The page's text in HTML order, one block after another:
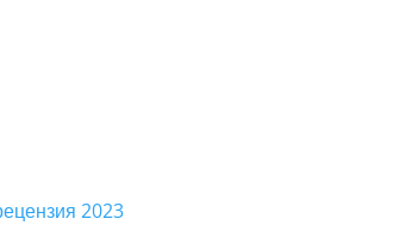
2023